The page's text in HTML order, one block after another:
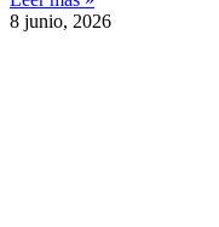
8 junio, 2026